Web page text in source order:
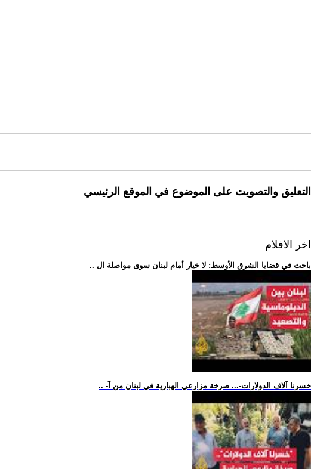
التعليق والتصويت على الموضوع في الموقع الرئيسي
اخر الافلام
.. باحث في قضايا الشرق الأوسط: لا خيار أمام لبنان سوى مواصلة ال
.. -خسرنا آلاف الدولارات-... صرخة مزارعي الهبارية في لبنان من آ